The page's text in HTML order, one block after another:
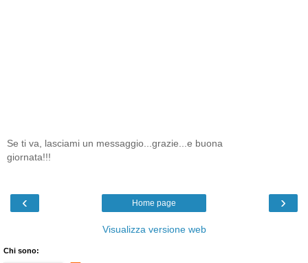
Se ti va, lasciami un messaggio...grazie...e buona
giornata!!!
‹ ›
Home page
Visualizza versione web
Chi sono: